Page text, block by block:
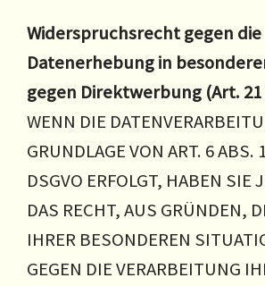
Widerspruchsrecht gegen die
Datenerhebung in
gegen Direktwerbung (Art. 21
WENN DIE
GRUNDLAGE VON ART. 6 ABS.
DSGVO ERFOLGT, HABEN SIE
DAS RECHT, AUS GRÜNDEN,
IHRER BESONDEREN
GEGEN DIE VERARBEITUNG